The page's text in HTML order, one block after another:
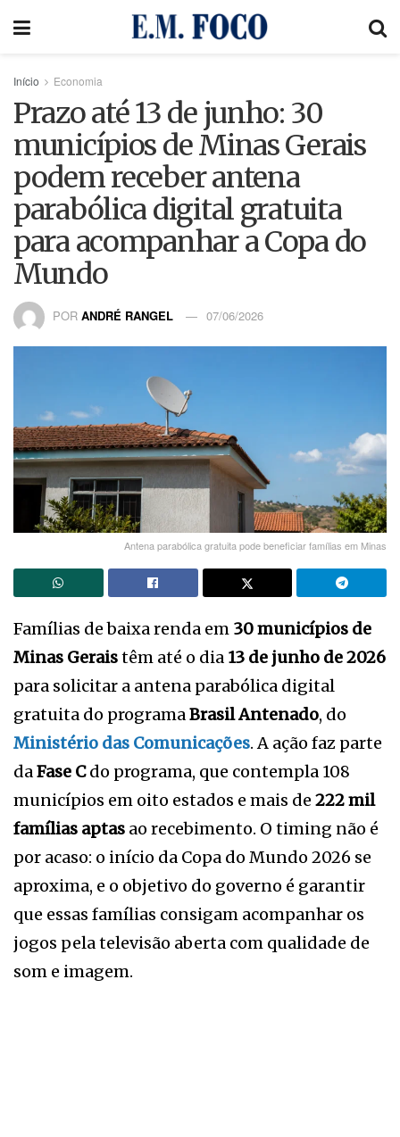
Início Economia
Prazo até 13 de junho: 30
municípios de Minas Gerais
podem receber antena
parabólica digital gratuita
para acompanhar a Copa do
Mundo
POR ANDRÉ RANGEL 07/06/2026
Antena parabólica gratuita pode beneficiar famílias em Minas
Famílias de baixa renda em 30 municípios de
Minas Geraistêm até o dia 13 de junho de 2026
para solicitar a antena parabólica digital
gratuita do programaBrasil Antenado, do
Ministério das Comunicações. A ação faz parte
daFase Cdo programa, que contempla 108
municípios em oito estados e mais de 222 mil
famílias aptas ao recebimento. O timing não é
por acaso: o início da Copa do Mundo 2026 se
aproxima, e o objetivo do governo é garantir
que essas famílias consigam acompanhar os
jogos pela televisão aberta com qualidade de
som e imagem.